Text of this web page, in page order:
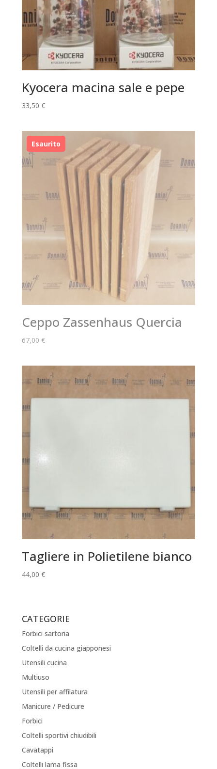
Kyocera macina sale e pepe
33,50 €
Ceppo Zassenhaus Quercia
67,00 €
Tagliere in Polietilene bianco
44,00 €
CATEGORIE
Forbici sartoria
Coltelli da cucina giapponesi
Utensili cucina
Multiuso
Utensili per affilatura
Manicure / Pedicure
Forbici
Coltelli sportivi chiudibili
Cavatappi
Coltelli lama fissa